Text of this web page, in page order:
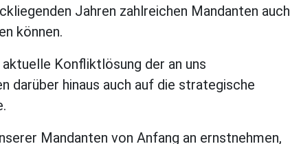
Jahren zahlreichen Mandanten auch
können.
Konfliktlösung der an uns
darüber hinaus auch auf die strategische
Mandanten von Anfang an ernstnehmen,